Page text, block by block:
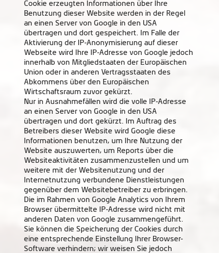
Cookie erzeugten Informationen über Ihre
Benutzung dieser Website werden in der Regel
an einen Server von Google in den USA
übertragen und dort gespeichert. Im Falle der
Aktivierung der IP-Anonymisierung auf dieser
Webseite wird Ihre IP-Adresse von Google jedoch
innerhalb von Mitgliedstaaten der Europäischen
Union oder in anderen Vertragsstaaten des
Abkommens über den Europäischen
Wirtschaftsraum zuvor gekürzt.
Nur in Ausnahmefällen wird die volle IP-Adresse
an einen Server von Google in den USA
übertragen und dort gekürzt. Im Auftrag des
Betreibers dieser Website wird Google diese
Informationen benutzen, um Ihre Nutzung der
Website auszuwerten, um Reports über die
Websiteaktivitäten zusammenzustellen und um
weitere mit der Websitenutzung und der
Internetnutzung verbundene Dienstleistungen
gegenüber dem Websitebetreiber zu erbringen.
Die im Rahmen von Google Analytics von Ihrem
Browser übermittelte IP-Adresse wird nicht mit
anderen Daten von Google zusammengeführt.
Sie können die Speicherung der Cookies durch
eine entsprechende Einstellung Ihrer Browser-
Software verhindern; wir weisen Sie jedoch